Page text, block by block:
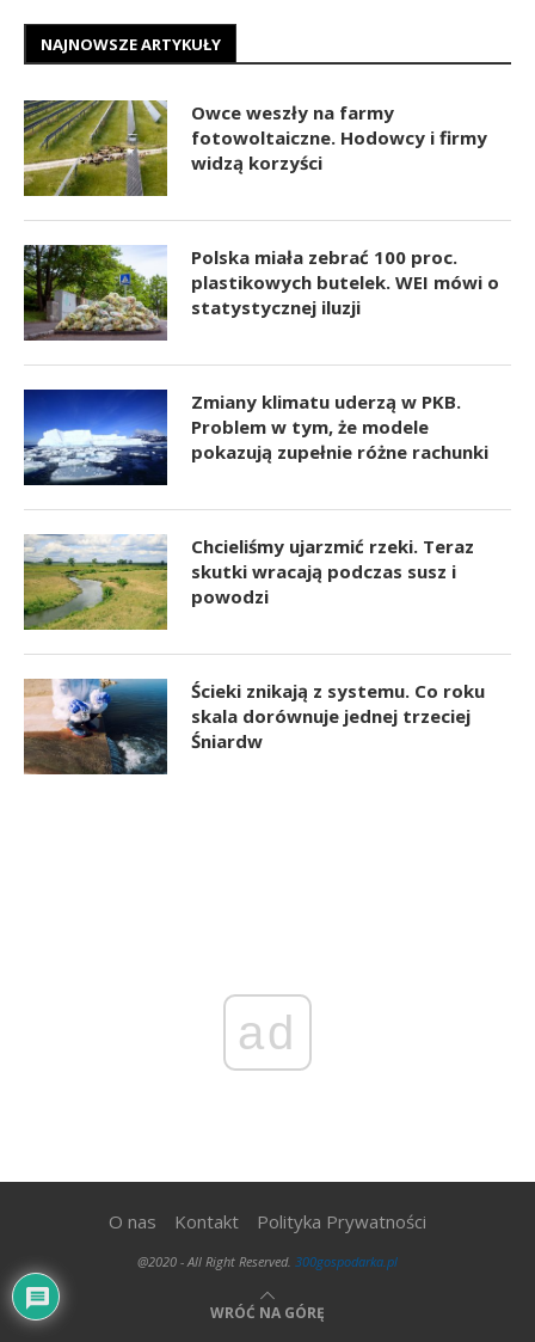
NAJNOWSZE ARTYKUŁY
Owce weszły na farmy
fotowoltaiczne. Hodowcy i firmy
widzą korzyści
Polska miała zebrać 100 proc.
plastikowych butelek. WEI mówi o
statystycznej iluzji
Zmiany klimatu uderzą w PKB.
Problem w tym, że modele
pokazują zupełnie różne rachunki
Chcieliśmy ujarzmić rzeki. Teraz
skutki wracają podczas susz i
powodzi
Ścieki znikają z systemu. Co roku
skala dorównuje jednej trzeciej
Śniardw
ad
O nas Kontakt Polityka Prywatności
@2020 - All Right Reserved. 300gospodarka.pl
WRÓĆ NA GÓRĘ